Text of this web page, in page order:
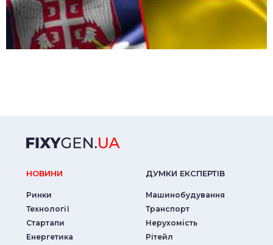
НОВИНИ
Ринки
Технології
Стартапи
Енергетика
ДУМКИ ЕКСПЕРТIВ
Машинобудування
Транспорт
Нерухомість
Рітейл